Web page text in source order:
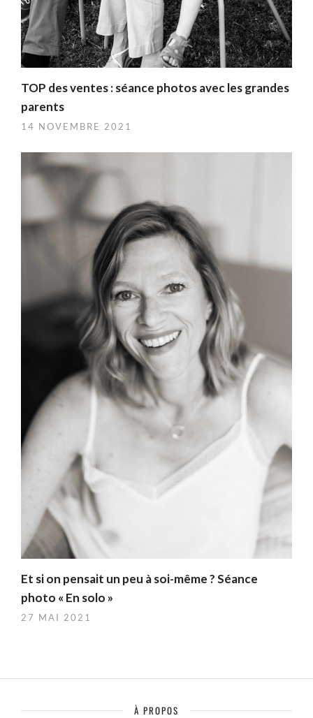
TOP des ventes : séance photos avec les grandes
parents
14 NOVEMBRE 2021
Et si on pensait un peu à soi-même ? Séance
photo « En solo »
27 MAI 2021
À PROPOS